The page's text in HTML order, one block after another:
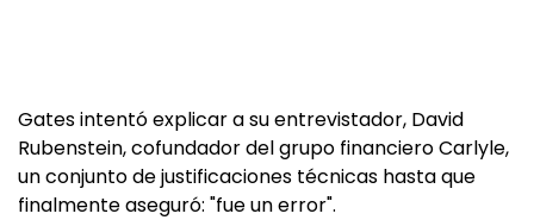
Gates intentó explicar a su entrevistador, David
Rubenstein, cofundador del grupo financiero Carlyle,
un conjunto de justificaciones técnicas hasta que
finalmente aseguró: "fue un error".